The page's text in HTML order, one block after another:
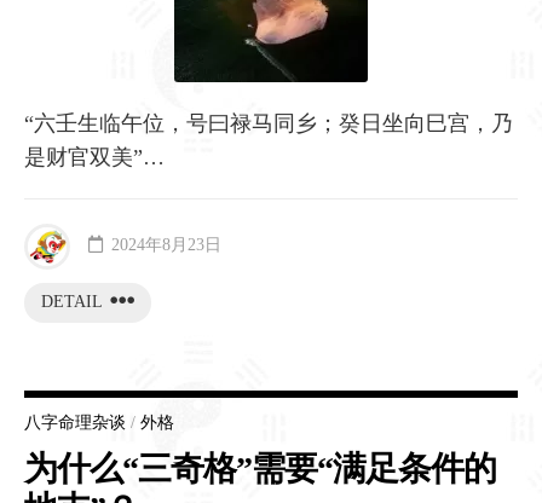
“六壬生临午位，号曰禄马同乡；癸日坐向巳宫，乃
是财官双美”…
DETAIL
2024年8月23日
八字命理杂谈 / 外格
为什么“三奇格”需要“满足条件的